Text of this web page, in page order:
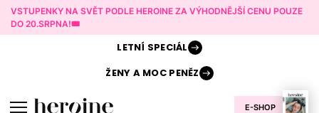
VSTUPENKY NA SVĚT PODLE HEROINE ZA VÝHODNĚJŠÍ CENU POUZE
DO 20.SRPNA!🎟️
E-SHOP
LETNÍ SPECIÁL
ŽENY AMOC PENĚZ